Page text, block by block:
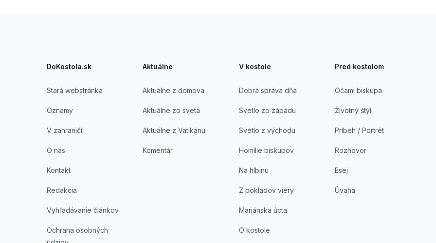
DoKostola.sk
Stará webstránka
Oznamy
V zahraničí
O nás
Kontakt
Redakcia
Vyhľadávanie článkov
Ochrana osobných
Aktuálne
Aktuálne z domova
Aktuálne zo sveta
Aktuálne z Vatikánu
Komentár
V kostole
Dobrá správa dňa
Svetlo zo západu
Svetlo z východu
Homílie biskupov
Na hlbinu
Z pokladov viery
Mariánska úcta
O kostole
Pred kostolom
Očami biskupa
Životný štýl
Príbeh / Portrét
Rozhovor
Esej
Úvaha